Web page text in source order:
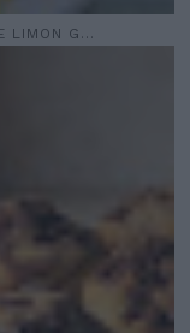
LIMON G...